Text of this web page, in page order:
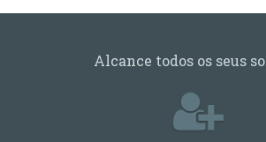
Alcance todos os seus